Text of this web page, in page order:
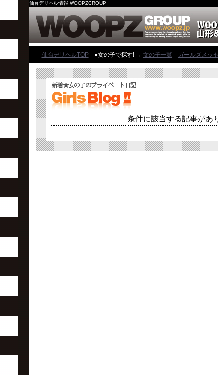
仙台デリヘル情報 WOOPZGROUP
仙台デリヘルTOP●女の子で探す! → 女の子一覧 ガールズメッ
条件に該当する記事があ